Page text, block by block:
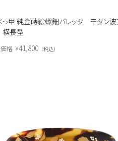
っ甲 純金蒔絵螺鈿バレッタ モダン波
長型
格 ¥41,800 税込